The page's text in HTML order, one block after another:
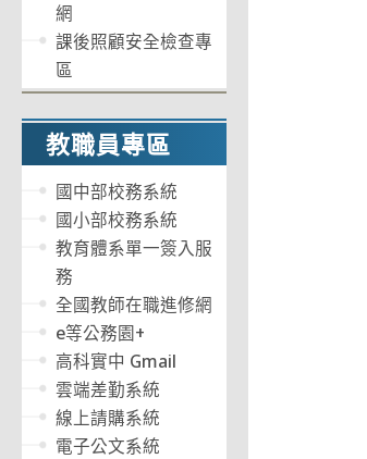
網
課後照顧安全檢查專
區
教職員專區
國中部校務系統
國小部校務系統
教育體系單一簽入服
務
全國教師在職進修網
e等公務園+
高科實中 Gmail
雲端差勤系統
線上請購系統
電子公文系統